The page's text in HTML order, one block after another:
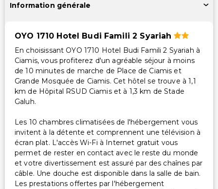
Information générale
OYO 1710 Hotel Budi Famili 2 Syariah
En choisissant OYO 1710 Hotel Budi Famili 2 Syariah à
Ciamis, vous profiterez d'un agréable séjour à moins
de 10 minutes de marche de Place de Ciamis et
Grande Mosquée de Ciamis. Cet hôtel se trouve à 1,1
km de Hôpital RSUD Ciamis et à 1,3 km de Stade
Galuh.
Les 10 chambres climatisées de l'hébergement vous
invitent à la détente et comprennent une télévision à
écran plat. L'accès Wi-Fi à Internet gratuit vous
permet de rester en contact avec le reste du monde
et votre divertissement est assuré par des chaînes par
câble. Une douche est disponible dans la salle de bain.
Les prestations offertes par l'hébergement